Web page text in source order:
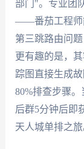
部门"。专业团
——番茄工程师
第三跳路由问
更有趣的是，
踪图直接生成
80%排查步骤。
后群5分钟后即
天人城单排之旅